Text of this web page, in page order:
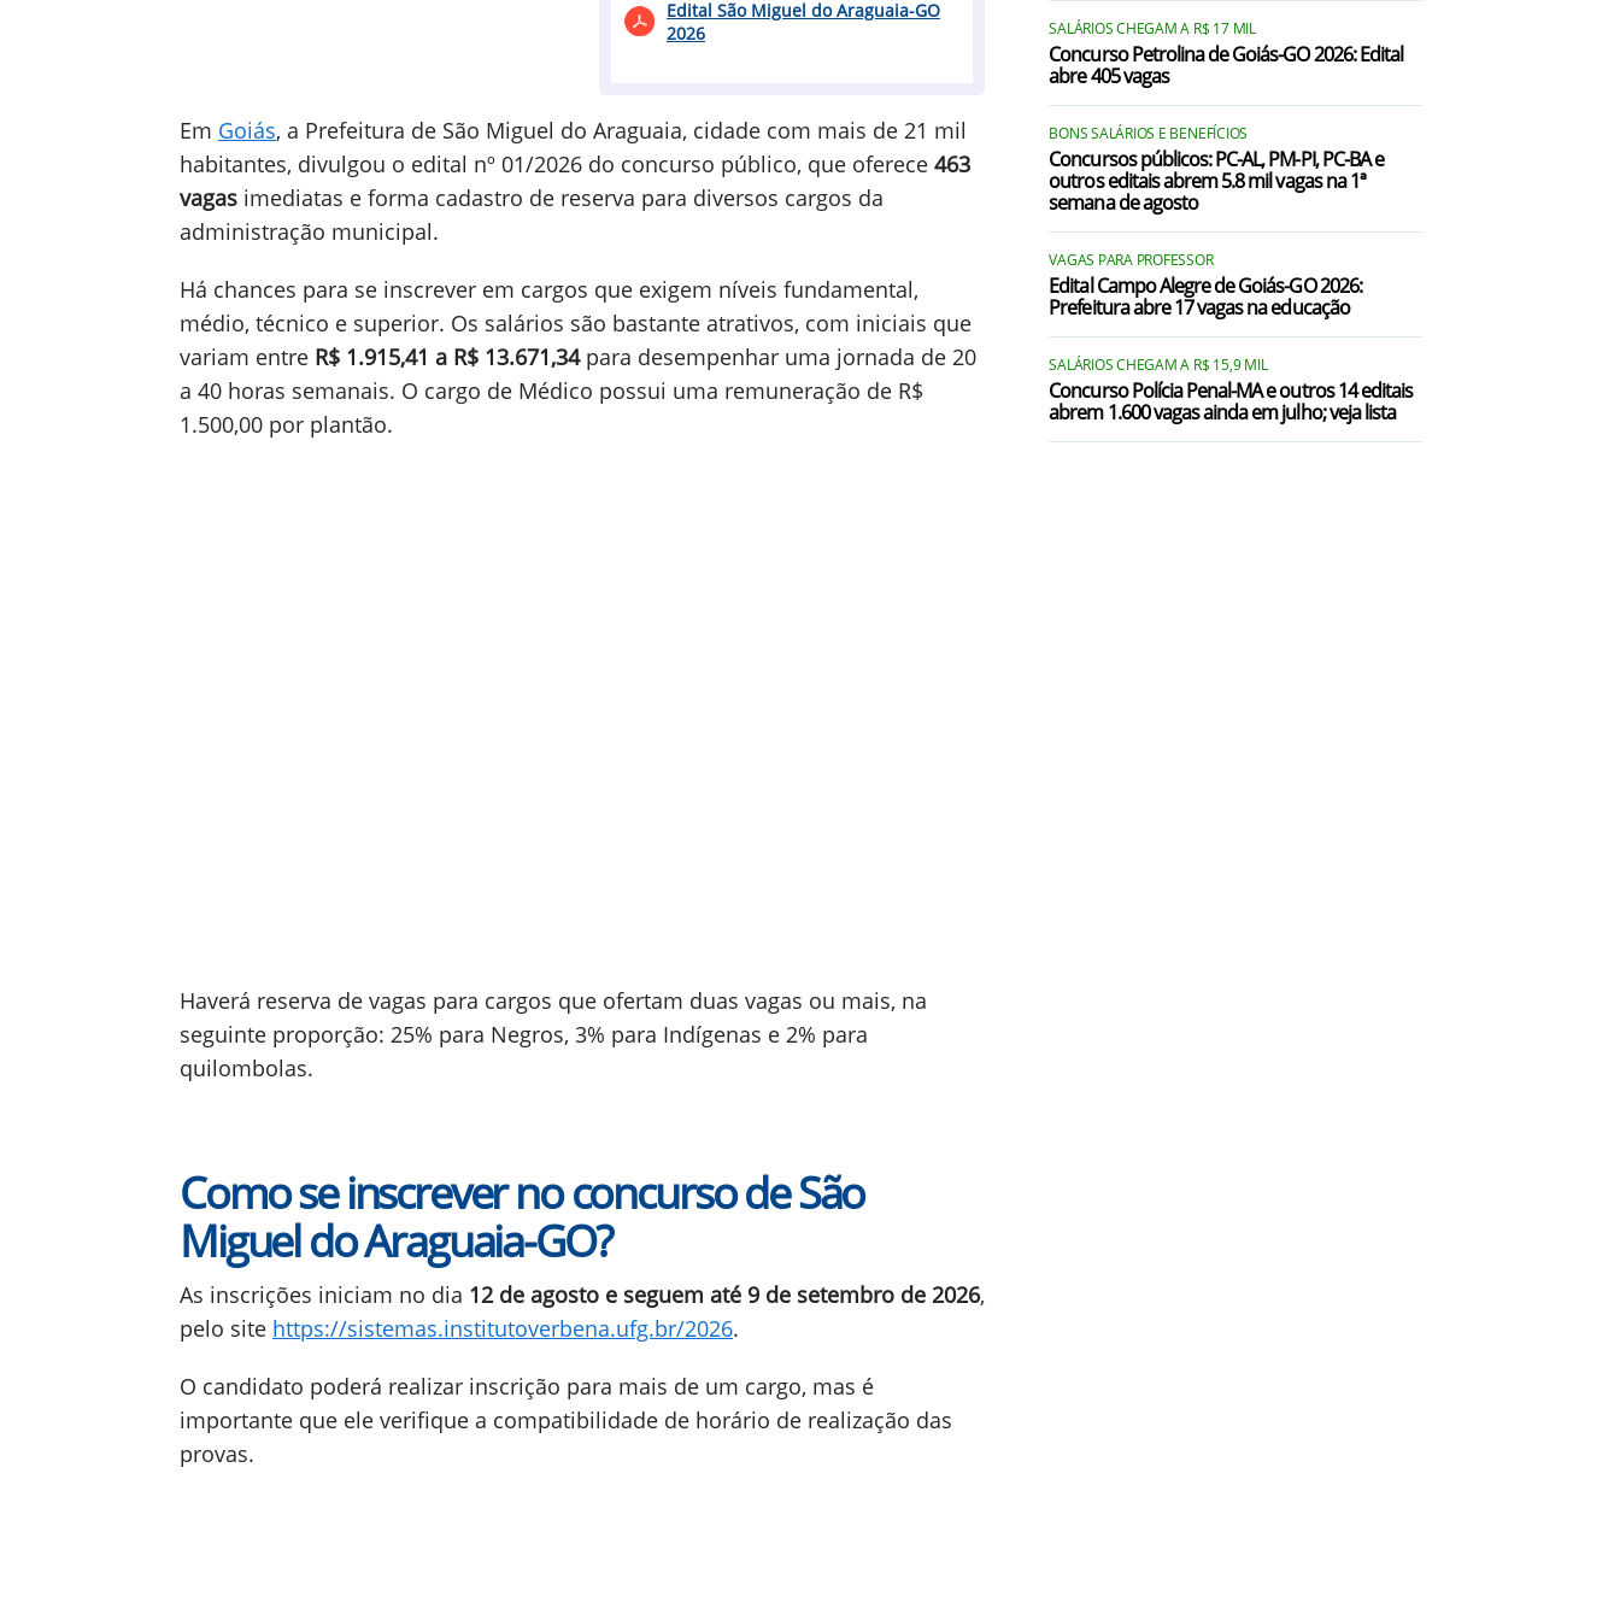
Em Goiás, a Prefeitura de São Miguel do Araguaia, cidade com mais de 21 mil
habitantes, divulgou o edital nº 01/2026 do concurso público, que oferece 463
vagas imediatas e forma cadastro de reserva para diversos cargos da
administração municipal.
Edital São Miguel do Araguaia-GO
2026
Há chances para se inscrever em cargos que exigem níveis fundamental,
médio, técnico e superior. Os salários são bastante atrativos, com iniciais que
variam entre R$ 1.915,41 a R$ 13.671,34para desempenhar uma jornada de 20
a 40 horas semanais. O cargo de Médico possui uma remuneração de R$
1.500,00 por plantão.
Haverá reserva de vagas para cargos que ofertam duas vagas ou mais, na
seguinte proporção: 25% para Negros, 3% para Indígenas e 2% para
quilombolas.
Como se inscrever no concurso de São
Miguel do Araguaia-GO?
As inscrições iniciam no dia 12 de agosto e seguem até 9 de setembro de 2026,
pelo site https://sistemas.institutoverbena.ufg.br/2026.
O candidato poderá realizar inscrição para mais de um cargo, mas é
importante que ele verifique a compatibilidade de horário de realização das
provas.
SALÁRIOS CHEGAM A R$ 17 MIL
Concurso Petrolina de Goiás-GO 2026: Edital
abre 405 vagas
BONS SALÁRIOS E BENEFÍCIOS
Concursos públicos: PC-AL, PM-PI, PC-BA e
outros editais abrem 5.8 mil vagas na 1ª
semana de agosto
VAGAS PARA PROFESSOR
Edital Campo Alegre de Goiás-GO 2026:
Prefeitura abre 17 vagas na educação
SALÁRIOS CHEGAM A R$ 15,9 MIL
Concurso Polícia Penal-MA e outros 14 editais
abrem 1.600 vagas ainda em julho; veja lista